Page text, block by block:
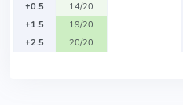
+0.5
14/20
+1.5
19/20
+2.5
20/20